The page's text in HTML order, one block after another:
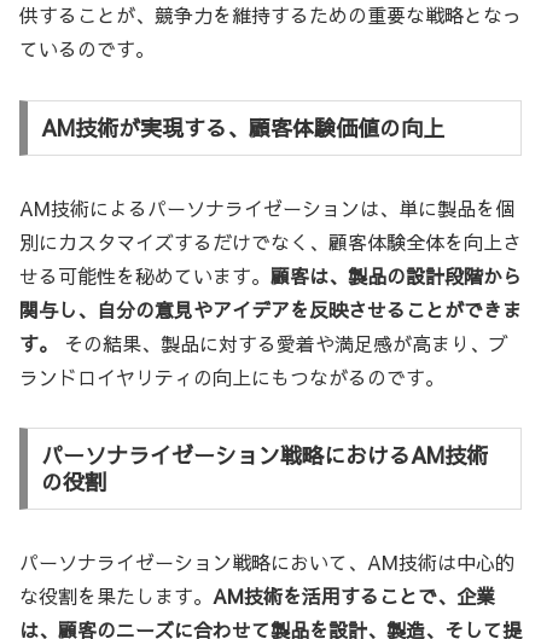
供することが、競争力を維持するための重要な戦略となっ
ているのです。
AM技術が実現する、顧客体験価値の向上
AM技術によるパーソナライゼーションは、単に製品を個
別にカスタマイズするだけでなく、顧客体験全体を向上さ
せる可能性を秘めています。 顧客は、製品の設計段階から
関与し、自分の意見やアイデアを反映させることができま
す。
その結果、製品に対する愛着や満足感が高まり、ブ
ランドロイヤリティの向上にもつながるのです。
パーソナライゼーション戦略におけるAM技術
の役割
パーソナライゼーション戦略において、AM技術は中心的
な役割を果たします。 AM技術を活用することで、企業
は、顧客のニーズに合わせて製品を設計、製造、そして提